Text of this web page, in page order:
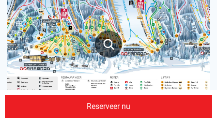
Reserveer nu